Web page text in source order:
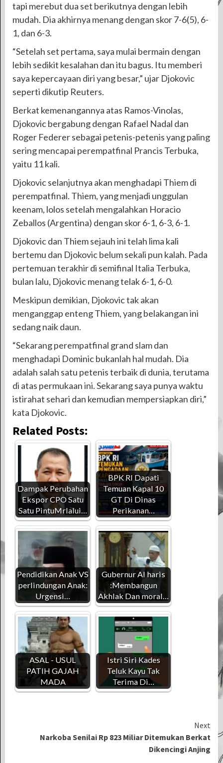
tapi merebut dua set berikutnya dengan lebih
mudah. Dia akhirnya menang dengan skor 7-6(5), 6-
1, dan 6-3.
“Setelah set pertama, saya mulai bermain dengan
lebih sedikit kesalahan dan itu bagus. Itu memberi
saya kepercayaan diri yang besar,” ujar Djokovic
seperti dikutip Reuters.
Berkat kemenangannya atas Ramos-Vinolas,
Djokovic bergabung dengan Rafael Nadal dan
Roger Federer sebagai petenis-petenis yang paling
sering mencapai perempatfinal Prancis Terbuka,
yaitu 11 kali.
Djokovic selanjutnya akan menghadapi Thiem di
perempatfinal. Thiem, yang menjadi unggulan
keenam, lolos setelah mengalahkan Horacio
Zeballos (Argentina) dengan skor 6-1, 6-3, 6-1.
Djokovic dan Thiem sejauh ini telah lima kali
bertemu dan Djokovic belum sekali pun kalah. Pada
pertemuan terakhir di semifinal Italia Terbuka,
bulan lalu, Djokovic menang telak 6-1, 6-0.
Meskipun demikian, Djokovic tak akan
menganggap enteng Thiem, yang belakangan ini
sedang naik daun.
“Sekarang perempatfinal grand slam dan
menghadapi Dominic bukanlah hal mudah. Dia
adalah salah satu petenis terbaik di dunia, terutama
di atas permukaan ini. Sekarang saya punya waktu
istirahat sehari dan kemudian mempersiapkan diri,”
kata Djokovic.
Related Posts:
Dampak Perubahan
Ekspor CPO Satu
Satu PintuMrlalui…
BPK RI Dapati
Temuan Kapal 10
GT Di Dinas
Perikanan…
Pendidikan Anak VS
perlindungan Anak:
Urgensi…
Gubernur Al haris
:Membangun
Akhlak Dan moral…
ASAL - USUL
PATIH GAJAH
MADA
Istri Siri Kades
Teluk Kayu Tak
Terima Di…
Reading
Next
Narkoba Senilai Rp 823 Miliar Ditemukan Berkat
Dikencingi Anjing